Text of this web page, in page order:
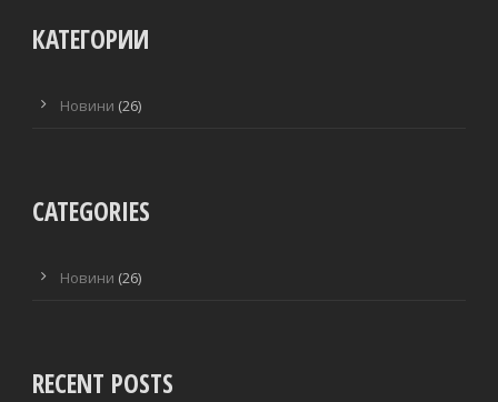
КАТЕГОРИИ
Новини (26)
CATEGORIES
Новини (26)
RECENT POSTS